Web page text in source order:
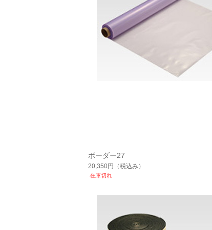
ボーダー27
20,350円 （税込み）
在庫切れ